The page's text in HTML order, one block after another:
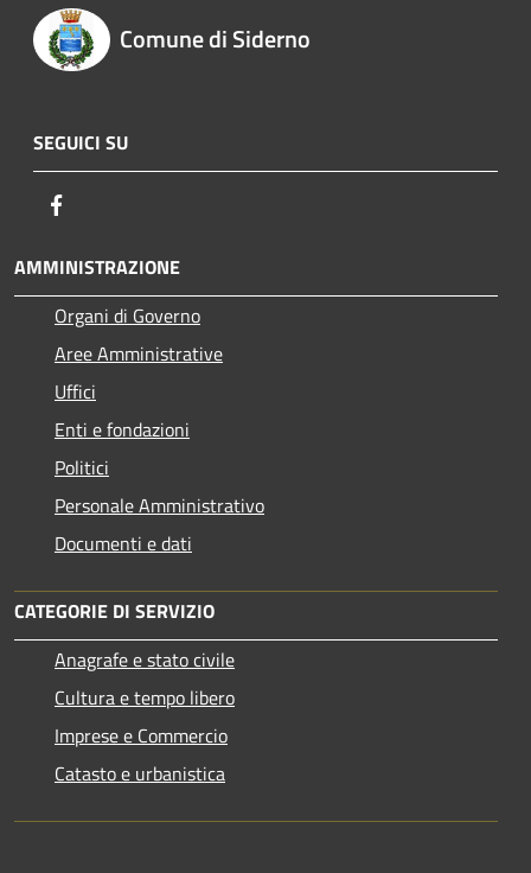
Comune di Siderno
SEGUICI SU
AMMINISTRAZIONE
Organi di Governo
Aree Amministrative
Uffici
Enti e fondazioni
Politici
Personale Amministrativo
Documenti e dati
CATEGORIE DI SERVIZIO
Anagrafe e stato civile
Cultura e tempo libero
Imprese e Commercio
Catasto e urbanistica